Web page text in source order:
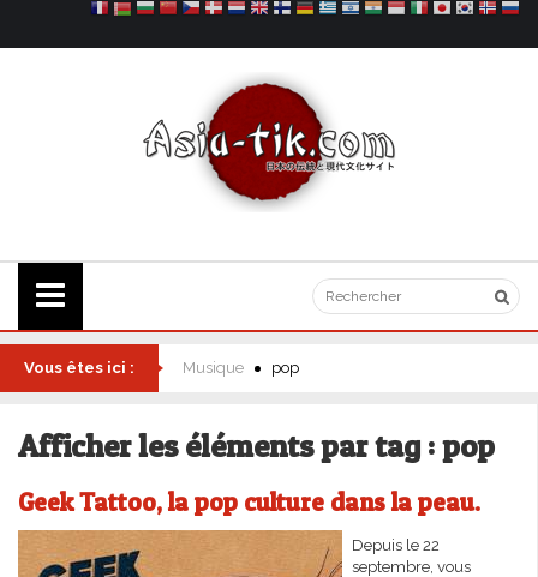
Vous êtes ici : Musique pop
Afficher les éléments par tag : pop
Geek Tattoo, la pop culture dans la peau.
Depuis le 22
septembre, vous